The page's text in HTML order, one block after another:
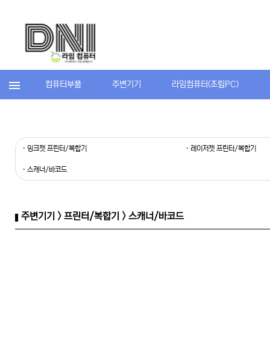
컴퓨터부품 주변기기 라임컴퓨터(조립PC)
· 잉크젯 프린터/복합기 · 레이저젯 프린터/복합기
· 스캐너/바코드
주변기기 > 프린터/복합기 > 스캐너/바코드